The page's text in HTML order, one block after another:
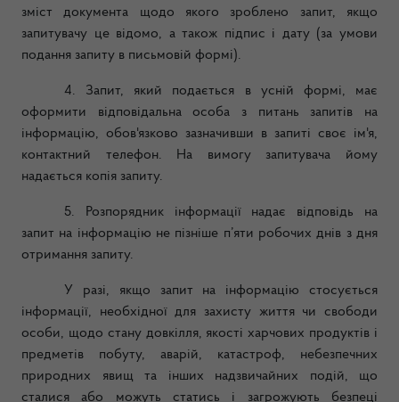
зміст документа щодо якого зроблено запит, якщо
запитувачу це відомо, а також підпис і дату (за умови
подання запиту в письмовій формі).
4. Запит, який подається в усній формі, має
оформити відповідальна особа з питань запитів на
інформацію, обов'язково зазначивши в запиті своє ім'я,
контактний телефон. На вимогу запитувача йому
надається копія запиту.
5. Розпорядник інформації надає відповідь на
запит на інформацію не пізніше п’яти робочих днів з дня
отримання запиту.
У разі, якщо запит на інформацію стосується
інформації, необхідної для захисту життя чи свободи
особи, щодо стану довкілля, якості харчових продуктів і
предметів побуту, аварій, катастроф, небезпечних
природних явищ та інших надзвичайних подій, що
сталися або можуть статись і загрожують безпеці